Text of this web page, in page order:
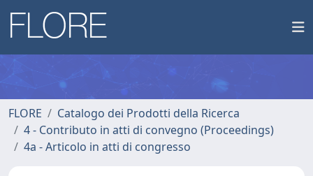
FLORE
Catalogo dei Prodotti della Ricerca
4 - Contributo in atti di convegno (Proceedings)
4a - Articolo in atti di congresso